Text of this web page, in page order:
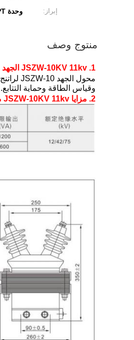
إبراز:
وحدة PT الجهد المنخفض 11KV CT
منتوج وصف
1. JSZW-10KV 11kv الجهد المنخفض وحدة القياس الراتنج المصبوب داخلي Pt Ct
وقياس الطاقة وحماية التتابع.
2. مزايا JSZW-10KV 11kv منخفض الجهد المصبوب الراتنج داخلي Pt Ct وحدة القياس